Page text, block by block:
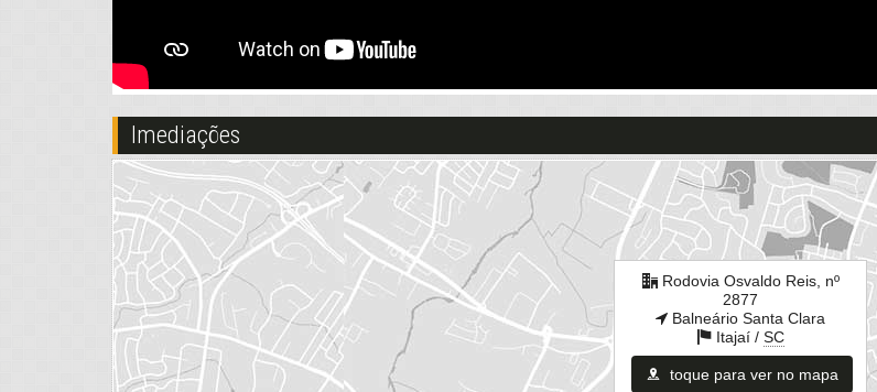
Imediações
Rodovia Osvaldo Reis, nº
2877
Balneário Santa Clara
Itajaí / SC
toque para ver no mapa